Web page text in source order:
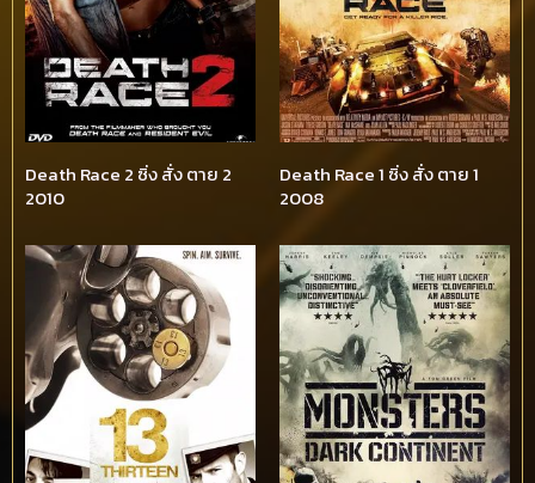
Death Race 2 ซิ่ง สั่ง ตาย 2
2010
Death Race 1 ซิ่ง สั่ง ตาย 1
2008